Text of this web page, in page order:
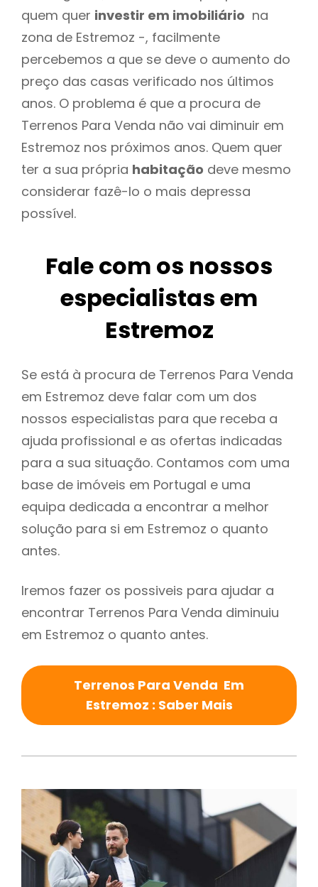
quem quer investir em imobiliário na
zona de Estremoz -, facilmente
percebemos a que se deve o aumento do
preço das casas verificado nos últimos
anos. O problema é que a procura de
Terrenos Para Venda não vai diminuir em
Estremoz nos próximos anos. Quem quer
ter a sua própria habitação deve mesmo
considerar fazê-lo o mais depressa
possível.
Fale com os nossos
especialistas em
Estremoz
Se está à procura de Terrenos Para Venda
em Estremoz deve falar com um dos
nossos especialistas para que receba a
ajuda profissional e as ofertas indicadas
para a sua situação. Contamos com uma
base de imóveis em Portugal e uma
equipa dedicada a encontrar a melhor
solução para si em Estremoz o quanto
antes.
Iremos fazer os possiveis para ajudar a
encontrar Terrenos Para Venda diminuiu
em Estremoz o quanto antes.
Terrenos Para Venda Em
Estremoz : Saber Mais